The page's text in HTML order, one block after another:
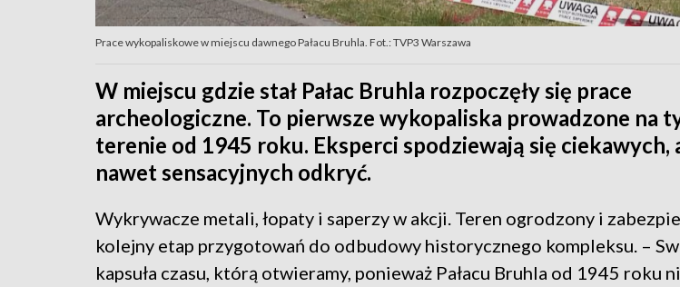
Prace wykopaliskowe w miejscu dawnego Pałacu Bruhla. Fot.: TVP3 Warszawa
W miejscu gdzie stał Pałac Bruhla rozpoczęły się prace
archeologiczne. To pierwsze wykopaliska prowadzone na
terenie od 1945 roku. Eksperci spodziewają się ciekawych,
nawet sensacyjnych odkryć.
Wykrywacze metali, łopaty i saperzy w akcji. Teren ogrodzony i
kolejny etap przygotowań do odbudowy historycznego kompleksu. –
kapsuła czasu, którą otwieramy, ponieważ Pałacu Bruhla od 1945 roku